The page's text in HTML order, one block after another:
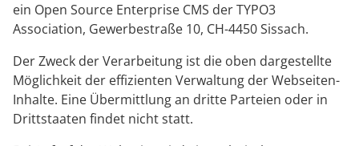
ein Open Source Enterprise CMS der TYPO3
Association, Gewerbestraße 10, CH-4450 Sissach.
Der Zweck der Verarbeitung ist die oben dargestellte
Möglichkeit der effizienten Verwaltung der Webseiten-
Inhalte. Eine Übermittlung an dritte Parteien oder in
Drittstaaten findet nicht statt.